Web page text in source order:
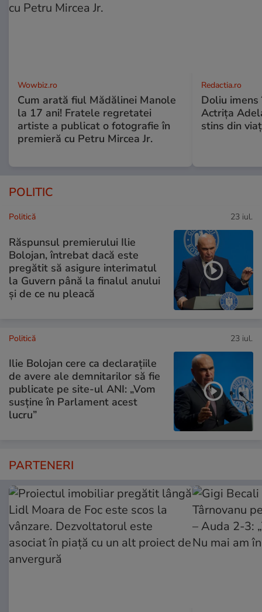
Wowbiz.ro
Cum arată fiul Mădălinei Manole
la 17 ani! Fratele regretatei
artiste a publicat o fotografie în
premieră cu Petru Mircea Jr.
Redactia.ro
Doliu
Actrița
stins din
POLITIC
Politică 23 iul.
Răspunsul premierului Ilie
Bolojan, întrebat dacă este
pregătit să asigure interimatul
la Guvern până la finalul anului
și de ce nu pleacă
Politică 23 iul.
Ilie Bolojan cere ca declarațiile
de avere ale demnitarilor să fie
publicate pe site-ul ANI: „Vom
susține în Parlament acest
lucru”
PARTENERI